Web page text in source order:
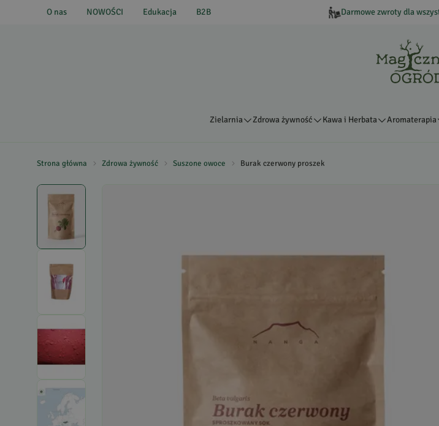
O nas NOWOŚCI Edukacja B2B Darmowe zwroty dla
Zielarnia Zdrowa żywność Kawa i Herbata Aromaterapia
Strona główna Zdrowa żywność Suszone owoce Burak czerwony proszek